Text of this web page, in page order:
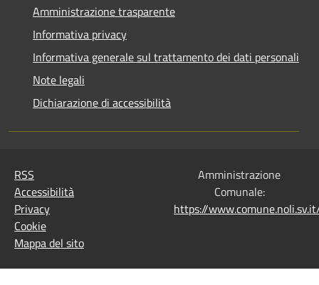
Amministrazione trasparente
Informativa privacy
Informativa generale sul trattamento dei dati personali
Note legali
Dichiarazione di accessibilità
RSS
Accessibilità
Privacy
Cookie
Mappa del sito
Amministrazione
Comunale:
https://